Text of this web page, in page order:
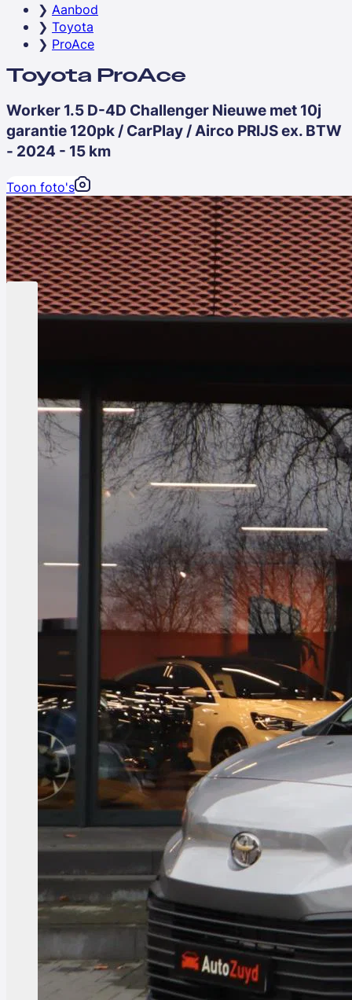
Aanbod
Toyota
ProAce
Toyota ProAce
Worker 1.5 D-4D Challenger Nieuwe met 10j
garantie 120pk / CarPlay / Airco PRIJS ex. BTW
- 2024 - 15 km
Toon foto's